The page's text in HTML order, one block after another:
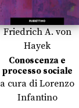
Friedrich A. von
Hayek
Conoscenza e
processo sociale
a cura di Lorenzo
Infantino